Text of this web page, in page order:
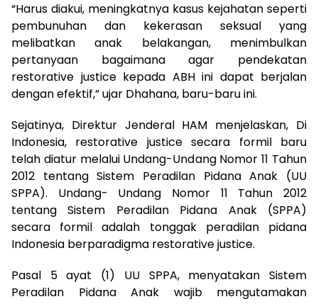
“Harus diakui, meningkatnya kasus kejahatan seperti
pembunuhan dan kekerasan seksual yang
melibatkan anak belakangan, menimbulkan
pertanyaan bagaimana agar pendekatan
restorative justice kepada ABH ini dapat berjalan
dengan efektif,” ujar Dhahana, baru-baru ini.
Sejatinya, Direktur Jenderal HAM menjelaskan, Di
Indonesia, restorative justice secara formil baru
telah diatur melalui Undang-Undang Nomor 11 Tahun
2012 tentang Sistem Peradilan Pidana Anak (UU
SPPA). Undang- Undang Nomor 11 Tahun 2012
tentang Sistem Peradilan Pidana Anak (SPPA)
secara formil adalah tonggak peradilan pidana
Indonesia berparadigma restorative justice.
Pasal 5 ayat (1) UU SPPA, menyatakan Sistem
Peradilan Pidana Anak wajib mengutamakan